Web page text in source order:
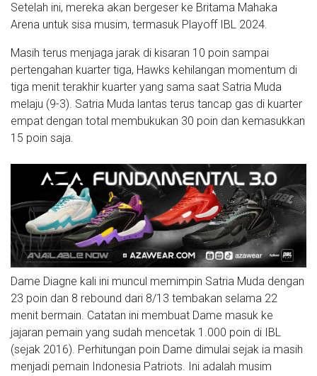
Setelah ini, mereka akan bergeser ke Britama Mahaka
Arena untuk sisa musim, termasuk Playoff IBL 2024.
Masih terus menjaga jarak di kisaran 10 poin sampai
pertengahan kuarter tiga, Hawks kehilangan momentum di
tiga menit terakhir kuarter yang sama saat Satria Muda
melaju (9-3). Satria Muda lantas terus tancap gas di kuarter
empat dengan total membukukan 30 poin dan kemasukkan
15 poin saja.
Dame Diagne kali ini muncul memimpin Satria Muda dengan
23 poin dan 8 rebound dari 8/13 tembakan selama 22
menit bermain. Catatan ini membuat Dame masuk ke
jajaran pemain yang sudah mencetak 1.000 poin di IBL
(sejak 2016). Perhitungan poin Dame dimulai sejak ia masih
menjadi pemain Indonesia Patriots. Ini adalah musim